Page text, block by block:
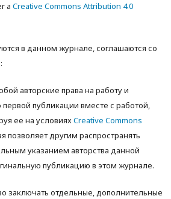
a Creative Commons Attribution 4.0
в данном журнале, соглашаются со
авторские права на работу и
публикации вместе с работой,
ее на условияхCreative Commons
позволяет другим распространять
указанием авторства данной
публикацию в этом журнале.
заключать отдельные, дополнительные